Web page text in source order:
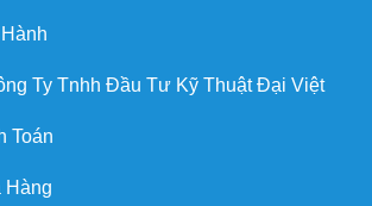
Ty Tnhh Đầu Tư Kỹ Thuật Đại Việt
Toán
Hàng